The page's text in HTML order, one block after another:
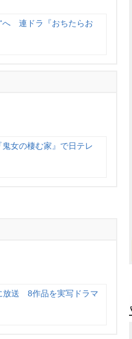
へ 連ドラ『おちたらお
女の棲む家』で日テレ
放送 8作品を実写ドラマ